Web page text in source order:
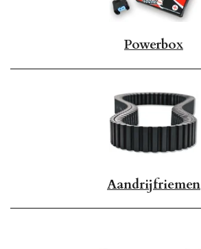
Powerbox
Aandrijfriemen